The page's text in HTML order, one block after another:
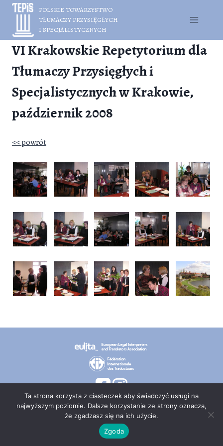
Przejdź
treści
POLSKIE TOWARZYSTWO
TŁUMACZY PRZYSIĘGŁYCH
I SPECJALISTYCZNYCH
VI Krakowskie Repetytorium dla
Tłumaczy Przysięgłych i
Specjalistycznych w Krakowie,
październik 2008
<< powrót
© 2026 PT TEPIS
Ta strona korzysta z ciasteczek aby świadczyć usługi na
najwyższym poziomie. Dalsze korzystanie ze strony oznacza,
że zgadzasz się na ich użycie.
Zgoda